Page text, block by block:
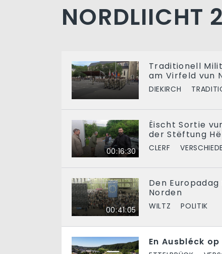
NORDLIICHT
Traditionell
am Virfeld vun
DIEKIRCH
00:16:30
Ëischt Sortie
der Stëftung
CLERF
00:41:05
Den
Norden
WILTZ POLITIK
En Ausbléck